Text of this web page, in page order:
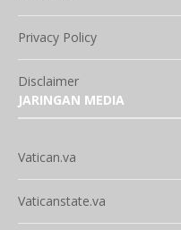
Privacy Policy
Disclaimer
JARINGAN MEDIA
Vatican.va
Vaticanstate.va